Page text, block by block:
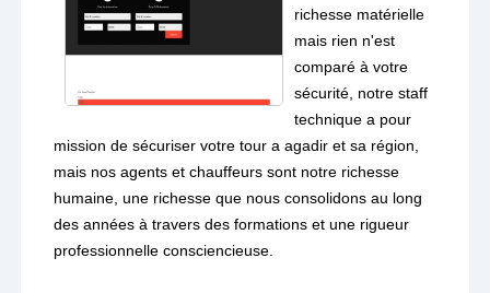
richesse matérielle
mais rien n'est
comparé à votre
sécurité, notre staff
technique a pour
mission de sécuriser votre tour a agadir et sa région,
mais nos agents et chauffeurs sont notre richesse
humaine, une richesse que nous consolidons au long
des années à travers des formations et une rigueur
professionnelle consciencieuse.